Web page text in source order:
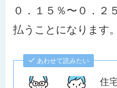
０．１５％〜０．２
払うことになります。
あわせて読みたい
住